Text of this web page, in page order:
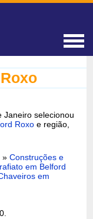
Janeiro selecionou
Roxo e região,
»Construções e
em Belford
em